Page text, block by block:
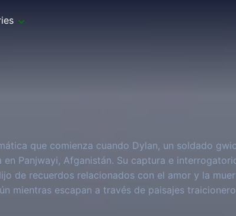
que comienza cuando Dylan, un soldado
en Panjwayi, Afganistán. Su captura e
de recuerdos relacionados con el amor y la
mientras escapan a través de paisajes